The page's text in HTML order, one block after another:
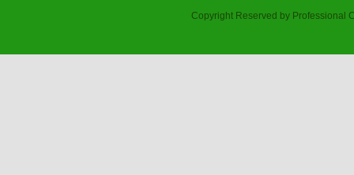
Copyright Reserved by Professional